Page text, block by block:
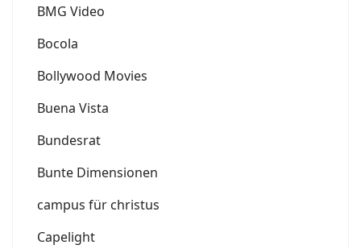
BMG Video
Bocola
Bollywood Movies
Buena Vista
Bundesrat
Bunte Dimensionen
campus für christus
Capelight